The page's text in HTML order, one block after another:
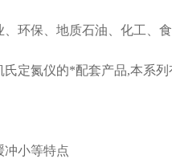
环保、地质石油、化工、
定氮仪的*配套产品,本系
小等特点